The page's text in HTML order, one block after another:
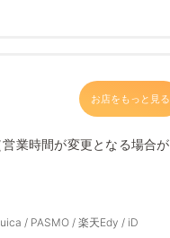
お店をもっと見る
業時間が変更となる場合が
/ PASMO / 楽天Edy / iD